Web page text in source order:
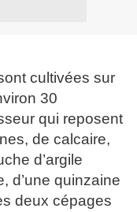
cultivées sur
30
qui reposent
de calcaire,
d’argile
d’une quinzaine
deux cépages